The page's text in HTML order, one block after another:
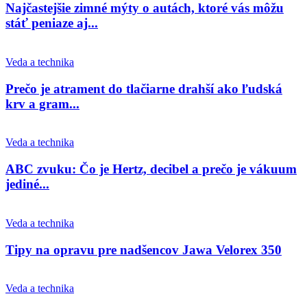
Najčastejšie zimné mýty o autách, ktoré vás môžu
stáť peniaze aj...
Veda a technika
Prečo je atrament do tlačiarne drahší ako ľudská
krv a gram...
Veda a technika
ABC zvuku: Čo je Hertz, decibel a prečo je vákuum
jediné...
Veda a technika
Tipy na opravu pre nadšencov Jawa Velorex 350
Veda a technika